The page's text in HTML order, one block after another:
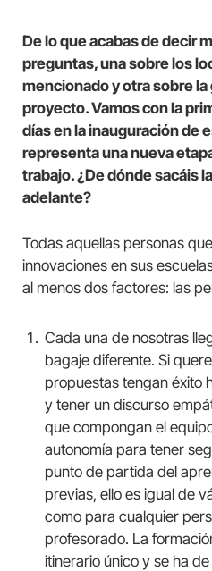
De lo que acabas de decir
preguntas, una sobre los
mencionado y otra sobre
proyecto. Vamos con la
días en la inauguración de
representa una nueva
trabajo. ¿De dónde sacáis
adelante?
Todas aquellas personas
innovaciones en sus
al menos dos factores: las
Cada una de nosotras
bagaje diferente. Si
propuestas tengan éxito
y tener un discurso
que compongan el
autonomía para tener
punto de partida del
previas, ello es igual de
como para cualquier
profesorado. La
itinerario único y se ha